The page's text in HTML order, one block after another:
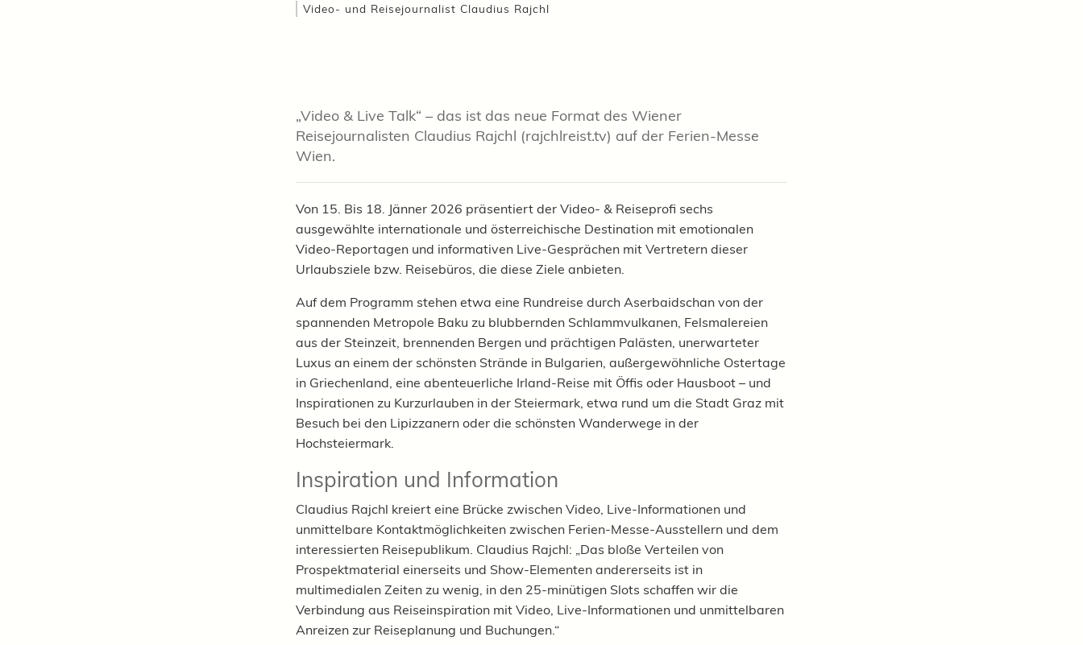
Video- und Reisejournalist Claudius Rajchl
„Video & Live Talk“ – das ist das neue Format des Wiener
Reisejournalisten Claudius Rajchl (rajchlreist.tv) auf der Ferien-Messe
Wien.
Von 15. Bis 18. Jänner 2026 präsentiert der Video- & Reiseprofi sechs
ausgewählte internationale und österreichische Destination mit emotionalen
Video-Reportagen und informativen Live-Gesprächen mit Vertretern dieser
Urlaubsziele bzw. Reisebüros, die diese Ziele anbieten.
Auf dem Programm stehen etwa eine Rundreise durch Aserbaidschan von der
spannenden Metropole Baku zu blubbernden Schlammvulkanen, Felsmalereien
aus der Steinzeit, brennenden Bergen und prächtigen Palästen, unerwarteter
Luxus an einem der schönsten Strände in Bulgarien, außergewöhnliche Ostertage
in Griechenland, eine abenteuerliche Irland-Reise mit Öffis oder Hausboot – und
Inspirationen zu Kurzurlauben in der Steiermark, etwa rund um die Stadt Graz mit
Besuch bei den Lipizzanern oder die schönsten Wanderwege in der
Hochsteiermark.
Inspiration und Information
Claudius Rajchl kreiert eine Brücke zwischen Video, Live-Informationen und
unmittelbare Kontaktmöglichkeiten zwischen Ferien-Messe-Ausstellern und dem
interessierten Reisepublikum. Claudius Rajchl: „Das bloße Verteilen von
Prospektmaterial einerseits und Show-Elementen andererseits ist in
multimedialen Zeiten zu wenig, in den 25-minütigen Slots schaffen wir die
Verbindung aus Reiseinspiration mit Video, Live-Informationen und unmittelbaren
Anreizen zur Reiseplanung und Buchungen.“